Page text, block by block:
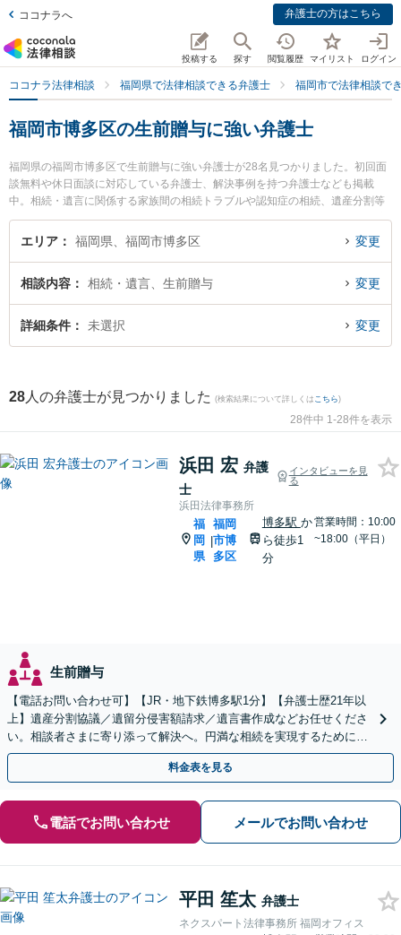
ココナラへ 弁護士の方はこちら
投稿する 探す 閲覧履歴 マイリスト ログイン
ココナラ法律相談 福岡県で法律相談できる弁護士 福岡市で法律相談で
福岡市博多区の生前贈与に強い弁護士
福岡県の福岡市博多区で生前贈与に強い弁護士が28名見つかりました。初回面
談無料や休日面談に対応している弁護士、解決事例を持つ弁護士なども掲載
中。相続・遺言に関係する家族間の相続トラブルや認知症の相続、遺産分割等
の細かな分野での絞り込み検索もでき便利です。特に浜田法律事務所の浜田 宏
弁護士やネクスパート法律事務所 福岡オフィスの平田 笙太弁護士、弁護士法人
多区で土日や夜間に発生した生前贈与のトラブルを今すぐに弁護士に相談した
い』『生前贈与のトラブル解決の実績豊富な近くの弁護士を検索したい』『初
回相談無料で生前贈与を法律相談できる福岡市博多区内の弁護士に相談予約し
エリア 福岡県、福岡市博多区 変更
相談内容 相続・遺言、生前贈与 変更
詳細条件 未選択 変更
28 人の弁護士が見つかりました (検索結果について詳しくは こちら)
28件中 1-28件を表示
浜田 宏 弁護
士
インタビューを見
る
浜田法律事務所
福
岡
県
|
福岡
市博
多区
博多駅 か
ら徒歩1
分
営業時間：10:00
~18:00（平日）
生前贈与
【電話お問い合わせ可】【JR・地下鉄博多駅1分】【弁護士歴21年以
上】遺産分割協議／遺留分侵害額請求／遺言書作成などお任せくださ
い。相談者さまに寄り添って解決へ。円満な相続を実現するために
も、経験豊富な弁護士にお任せください
料金表を見る
電話でお問い合わせ メールでお問い合わせ
平田 笙太 弁護士
ネクスパート法律事務所 福岡オフィス